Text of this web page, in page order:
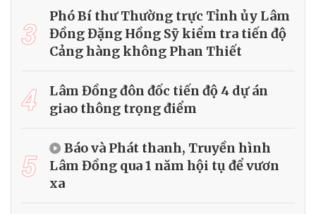
3
Phó Bí thư Thường trực Tỉnh ủy Lâm
Đồng Đặng Hồng Sỹ kiểm tra tiến độ
Cảng hàng không Phan Thiết
4
Lâm Đồng đôn đốc tiến độ 4 dự án
giao thông trọng điểm
5
Báo và Phát thanh, Truyền hình
Lâm Đồng qua 1 năm hội tụ để vươn
xa